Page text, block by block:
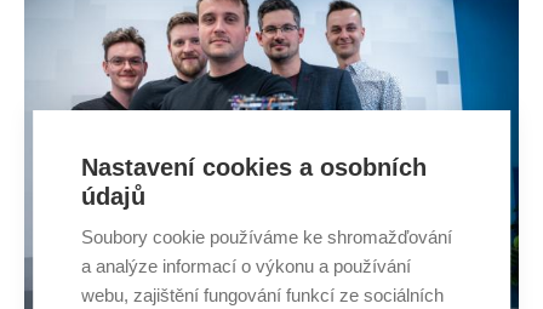
Nastavení cookies a osobních
údajů
Soubory cookie používáme ke shromažďování
a analýze informací o výkonu a používání
webu, zajištění fungování funkcí ze sociálních